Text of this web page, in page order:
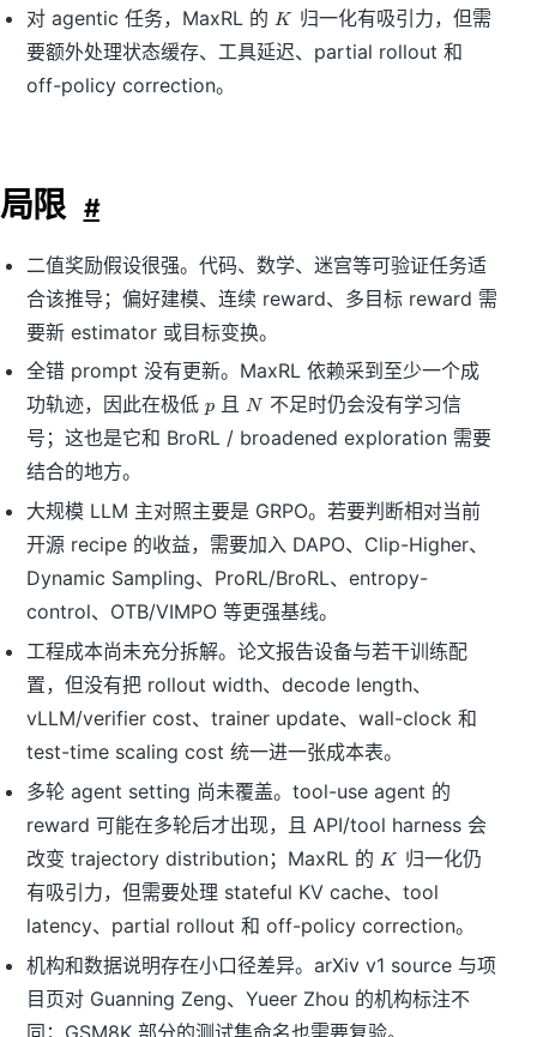
对 agentic 任务，MaxRL 的K
K 归一化有吸引力，但需
要额外处理状态缓存、工具延迟、partial rollout 和
off-policy correction。
局限 #
二值奖励假设很强。代码、数学、迷宫等可验证任务适
合该推导；偏好建模、连续 reward、多目标 reward 需
要新 estimator 或目标变换。
全错 prompt 没有更新。MaxRL 依赖采到至少一个成
功轨迹，因此在极低p
p 且N
N 不足时仍会没有学习信
号；这也是它和 BroRL / broadened exploration 需要
结合的地方。
大规模 LLM 主对照主要是 GRPO。若要判断相对当前
开源 recipe 的收益，需要加入 DAPO、Clip-Higher、
Dynamic Sampling、ProRL/BroRL、entropy-
control、OTB/VIMPO 等更强基线。
工程成本尚未充分拆解。论文报告设备与若干训练配
置，但没有把 rollout width、decode length、
vLLM/verifier cost、trainer update、wall-clock 和
test-time scaling cost 统一进一张成本表。
多轮 agent setting 尚未覆盖。tool-use agent 的
reward 可能在多轮后才出现，且 API/tool harness 会
改变 trajectory distribution；MaxRL 的 K
K 归一化仍
有吸引力，但需要处理 stateful KV cache、tool
latency、partial rollout 和 off-policy correction。
机构和数据说明存在小口径差异。arXiv v1 source 与项
目页对 Guanning Zeng、Yueer Zhou 的机构标注不
同；GSM8K 部分的测试集命名也需要复验。